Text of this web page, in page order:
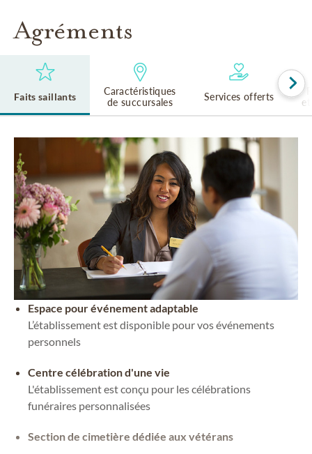
Agréments
Faits saillants
Caractéristiques
de succursales
Services offerts
Espace pour événement adaptable
L’établissement est disponible pour vos événements
personnels
Centre célébration d'une vie
L'établissement est conçu pour les célébrations
funéraires personnalisées
Section de cimetière dédiée aux vétérans